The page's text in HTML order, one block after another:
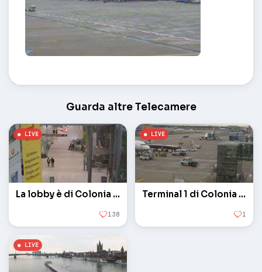
Guarda altre Telecamere
La lobby è di Colonia / Bonn
138
Terminal 1 di Colonia / Bonn
1